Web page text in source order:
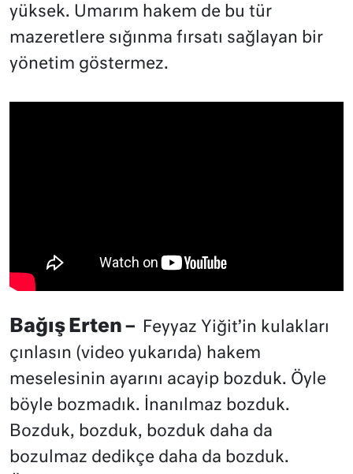
yüksek. Umarım hakem de bu tür
mazeretlere sığınma fırsatı sağlayan bir
yönetim göstermez.
Bağış Erten –
Feyyaz Yiğit’in kulakları
çınlasın (video yukarıda) hakem
meselesinin ayarını acayip bozduk. Öyle
böyle bozmadık. İnanılmaz bozduk.
Bozduk, bozduk, bozduk daha da
bozulmaz dedikçe daha da bozduk.